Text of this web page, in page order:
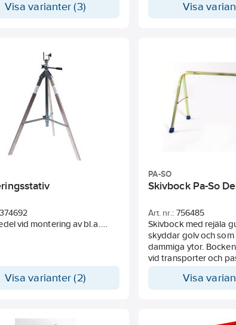
till betongelement och
Visa varianter (3) Visa
374692
vid montering av bl.a.
i kök. Finns i bänk- och
Visa varianter (2)
PA-SO
Skivbock Pa-So
Art. nr.: 756485
Skivbock med rejäla
skyddar golv och
dammiga ytor.
vid transporter och
Visa